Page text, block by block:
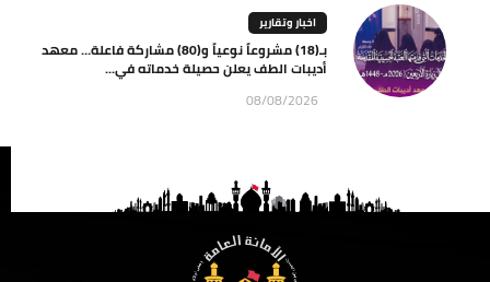
اخبار وتقارير
بـ(18) مشروعاً نوعياً و(80) مشاركة فاعلة… معهد
أديبات الطف يعلن حصيلة خدماته في...
08/08/2026